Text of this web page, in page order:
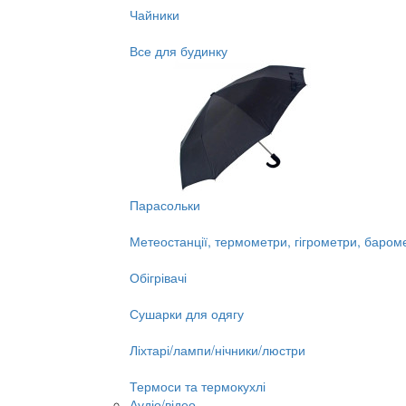
Чайники
Все для будинку
Парасольки
Метеостанції, термометри, гігрометри,
Обігрівачі
Сушарки для одягу
Ліхтарі/лампи/нічники/люстри
Термоси та термокухлі